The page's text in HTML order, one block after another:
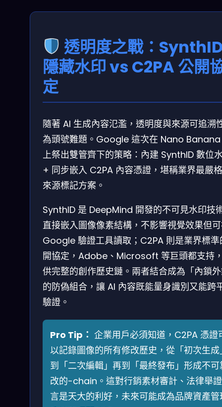
透明度之戰：
隱藏水印 vs C2PA 公開
定
隨著 AI 生成內容氾濫，透明度與來源可追溯
為頭號難題。Google 這次在 Nano
上祭出雙管齊下的策略：內建 SynthID 數位
+ 同步嵌入 C2PA 內容憑證，堪稱業界最嚴
來源標記方案。
SynthID 是 DeepMind 開發的不可見水印技
直接嵌入圖像像素結構，不影響視覺效果但
Google 驗證工具讀取；C2PA 則是業界標準
開協定，Adobe、Microsoft 等巨頭都支持
供完整的創作歷史鏈。兩者結合成為「內鎖
的防偽組合，讓 AI 內容既能量身識別又能跨
驗證。
Pro Tip： 企業用戶必須知道，C2PA 憑證
以記錄圖像的所有修改歷史，從「初次生成
到「二次編輯」再到「最終發布」形成不可
改的-chain。這對行銷素材審計、法律舉
言是天大的利好，未來可能成為品牌資產管